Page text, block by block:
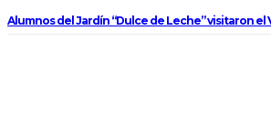
Alumnos del Jardín “Dulce de Leche” visitaron el